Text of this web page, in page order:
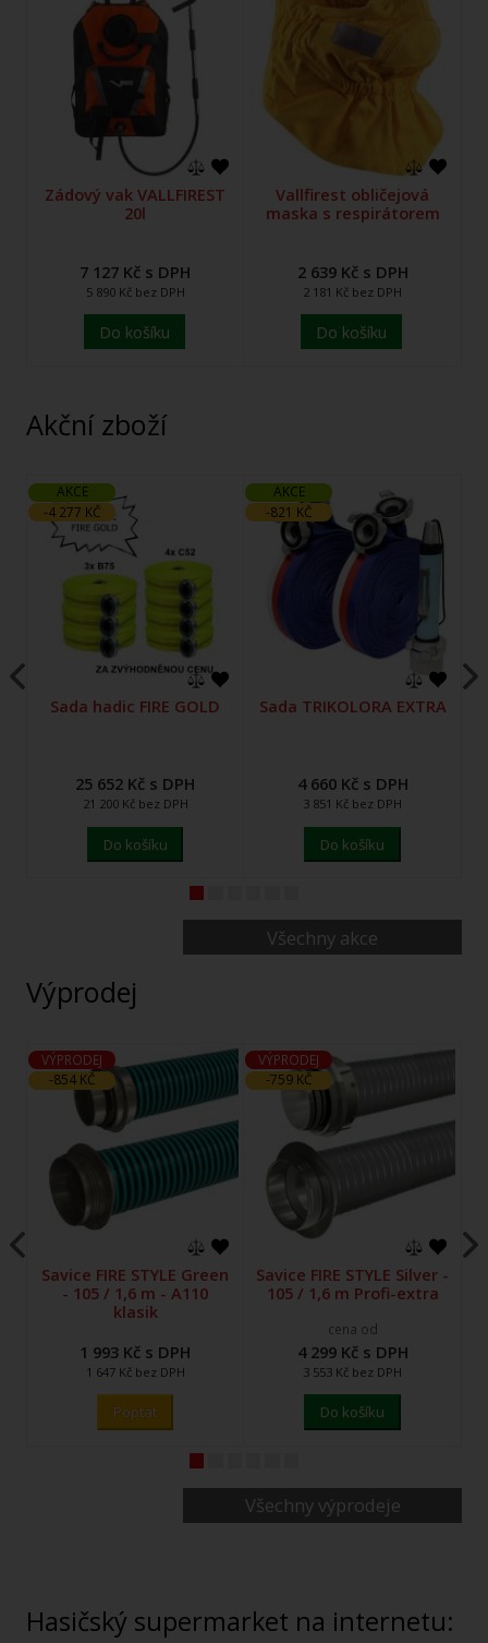
Zádový vak VALLFIREST
20l
7 127 Kč s DPH
5 890 Kč bez DPH
Do košíku
Vallfirest obličejová
maska s respirátorem
2 639 Kč s DPH
2 181 Kč bez DPH
Do košíku
Akční zboží
AKCE
-4 277 KČ
Sada hadic FIRE GOLD
25 652 Kč s DPH
21 200 Kč bez DPH
Do košíku
AKCE
-821 KČ
Sada TRIKOLORA EXTRA
4 660 Kč s DPH
3 851 Kč bez DPH
Do košíku
1
Všechny akce
Výprodej
VÝPRODEJ
-854 KČ
Savice FIRE STYLE Green
- 105 / 1,6 m - A110
klasik
1 993 Kč s DPH
1 647 Kč bez DPH
Poptat
VÝPRODEJ
-759 KČ
Savice FIRE STYLE Silver -
105 / 1,6 m Profi-extra
cena od
4 299 Kč s DPH
3 553 Kč bez DPH
Do košíku
1
Všechny výprodeje
Hasičský supermarket na internetu: